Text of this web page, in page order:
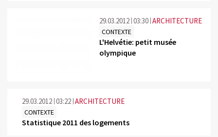
29.03.2012 03:30 ARCHITECTURE
CONTEXTE
L'Helvétie: petit musée
olympique
29.03.2012 03:22 ARCHITECTURE
CONTEXTE
Statistique 2011 des logements